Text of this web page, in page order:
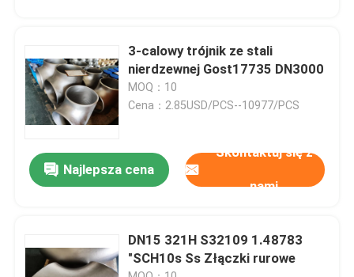
Company News
złączki do rur ze stali nierdzewnej
kołnierz ze stali nierdzewnej
trójnik ze stali nierdzewnej
3-calowy trójnik ze stali
nierdzewnej Gost17735 DN3000
MOQ：10
Cena：2.85USD/PCS--10977/PCS
Najlepsza cena
Skontaktuj się z
nami
DN15 321H S32109 1.48783
"SCH10s Ss Złączki rurowe